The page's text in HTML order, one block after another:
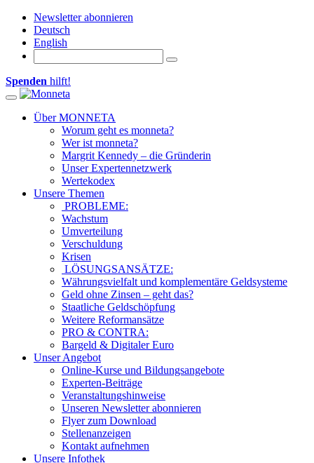
Newsletter abonnieren
Deutsch
English
Spenden hilft!
Toggle navigation
Über MONNETA
Worum geht es monneta?
Wer ist monneta?
Margrit Kennedy – die Gründerin
Unser Expertennetzwerk
Wertekodex
Unsere Themen
PROBLEME:
Wachstum
Umverteilung
Verschuldung
Krisen
LÖSUNGSANSÄTZE:
Währungsvielfalt und komplementäre Geldsysteme
Geld ohne Zinsen – geht das?
Staatliche Geldschöpfung
Weitere Reformansätze
PRO & CONTRA:
Bargeld & Digitaler Euro
Unser Angebot
Online-Kurse und Bildungsangebote
Experten-Beiträge
Veranstaltungshinweise
Unseren Newsletter abonnieren
Flyer zum Download
Stellenanzeigen
Kontakt aufnehmen
Unsere Infothek